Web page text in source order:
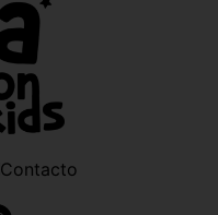
Contacto